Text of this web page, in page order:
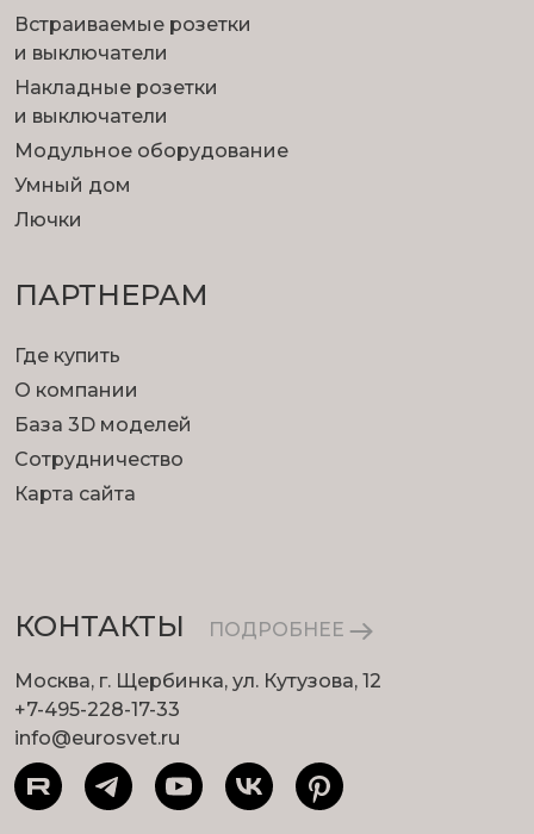
Встраиваемые розетки
и выключатели
Накладные розетки
и выключатели
Модульное оборудование
Умный дом
Лючки
ПАРТНЕРАМ
Где купить
О компании
База 3D моделей
Сотрудничество
Карта сайта
КОНТАКТЫ ПОДРОБНЕЕ
Москва, г. Щербинка, ул. Кутузова, 12
+7-495-228-17-33
info@eurosvet.ru